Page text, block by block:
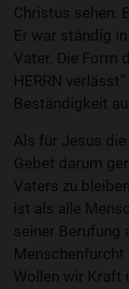
Christus sehen.
Er war ständig
Vater. Die Form
HERRN
Beständigkeit
Als für Jesus
Gebet darum
Vaters zu
ist als alle
seiner Berufung
Menschenfurcht
Wollen wir Kraft